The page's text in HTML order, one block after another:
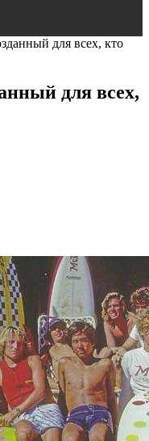
для всех, кто
для всех,